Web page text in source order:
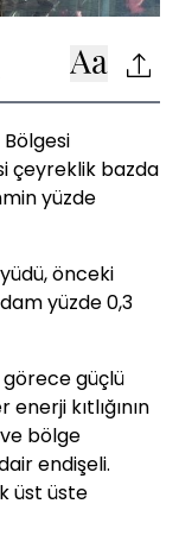
çeyreklik bazda
yüzde
önceki
yüzde 0,3
görece güçlü
kıtlığının
bölge
endişeli.
üst üste